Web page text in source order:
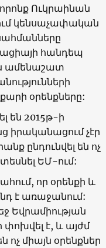
Ուկրաինան
կենսաչափական
հանդեպ
ամենաշատ
օրենքները:
են 2015թ-ի
իրականացում չէր
ընդունվել են ոչ
ԵՄ-ում:
որ օրենքի և
է առաջանում:
Եվրամիության
փոխվել է, և այժմ
ոչ միայն օրենքներ